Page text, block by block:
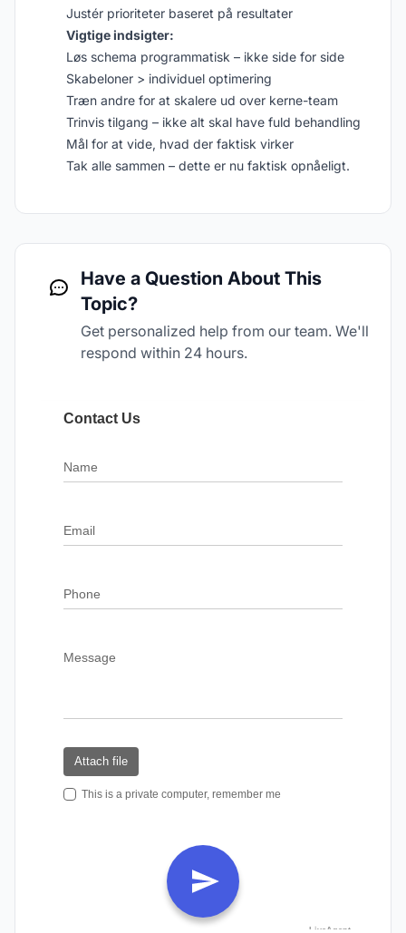
Justér prioriteter baseret på resultater
Vigtige indsigter:
Løs schema programmatisk – ikke side for side
Skabeloner > individuel optimering
Træn andre for at skalere ud over kerne-team
Trinvis tilgang – ikke alt skal have fuld behandling
Mål for at vide, hvad der faktisk virker
Tak alle sammen – dette er nu faktisk opnåeligt.
Have a Question About This
Topic?
Get personalized help from our team. We'll
respond within 24 hours.